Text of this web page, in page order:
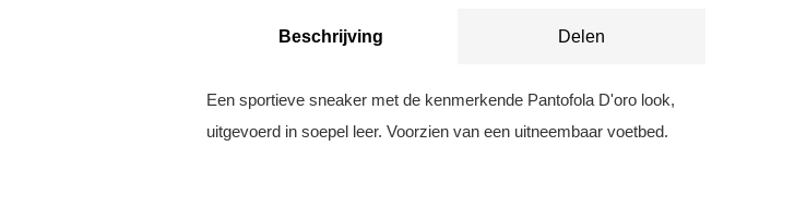
Beschrijving Delen
Een sportieve sneaker met de kenmerkende Pantofola D'oro look,
uitgevoerd in soepel leer. Voorzien van een uitneembaar voetbed.